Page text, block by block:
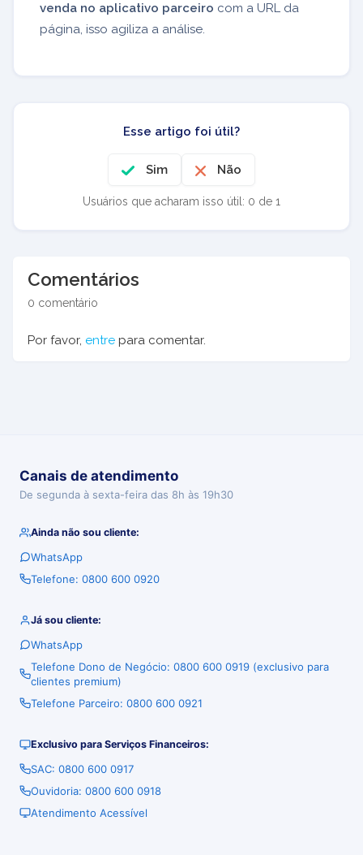
venda no aplicativo parceiro com a URL da
página, isso agiliza a análise.
Esse artigo foi útil?
Sim Não
Usuários que acharam isso útil: 0 de 1
Comentários
0 comentário
Por favor, entre para comentar.
Canais de atendimento
De segunda à sexta-feira das 8h às 19h30
Ainda não sou cliente:
WhatsApp
Telefone: 0800 600 0920
Já sou cliente:
WhatsApp
Telefone Dono de Negócio: 0800 600 0919 (exclusivo para
clientes premium)
Telefone Parceiro: 0800 600 0921
Exclusivo para Serviços Financeiros:
SAC: 0800 600 0917
Ouvidoria: 0800 600 0918
Atendimento Acessível